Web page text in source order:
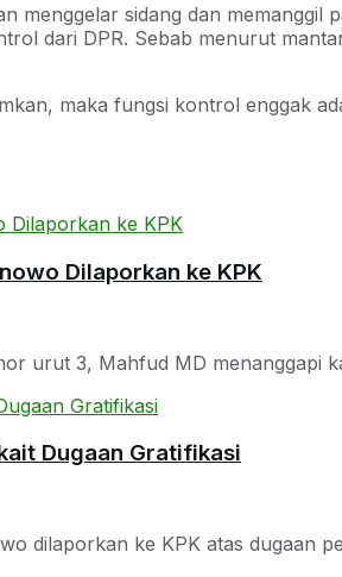
menggelar sidang dan
dari DPR. Sebab menurut
maka fungsi kontrol enggak
Dilaporkan ke KPK
urut 3, Mahfud MD menanggapi
Dugaan Gratifikasi
dilaporkan ke KPK atas dugaan